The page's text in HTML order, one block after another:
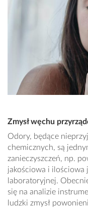
Zmysł węchu
Odory, będące
chemicznych, są
zanieczyszczeń, np.
jakościowa i ilościowa
laboratoryjnej.
się na analizie
ludzki zmysł